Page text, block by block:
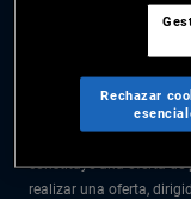
título informativo y no
inversión. Se
Los productos y
constituye una oferta de
realizar una oferta,
Rechazar